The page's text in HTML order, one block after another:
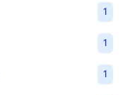
1
1
1